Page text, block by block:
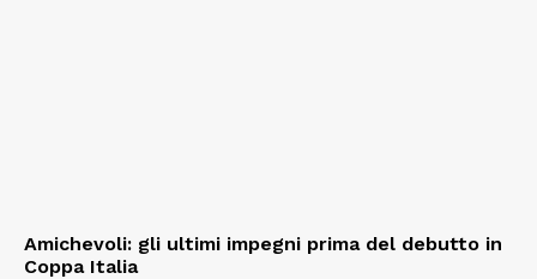
Amichevoli: gli ultimi impegni prima del debutto in
Coppa Italia